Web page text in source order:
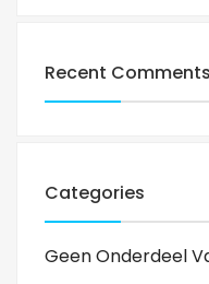
Recent Comments
Categories
Geen Onderdeel